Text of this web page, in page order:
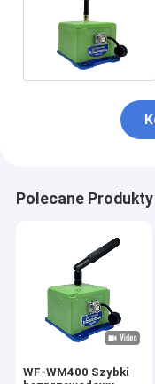
Polecane Produkty
WF-WM400 Szybki